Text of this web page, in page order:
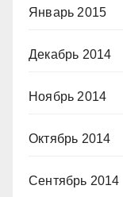
Январь 2015
Декабрь 2014
Ноябрь 2014
Октябрь 2014
Сентябрь 2014